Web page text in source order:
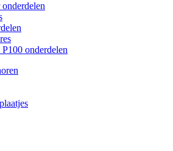
onderdelen
P100 onderdelen